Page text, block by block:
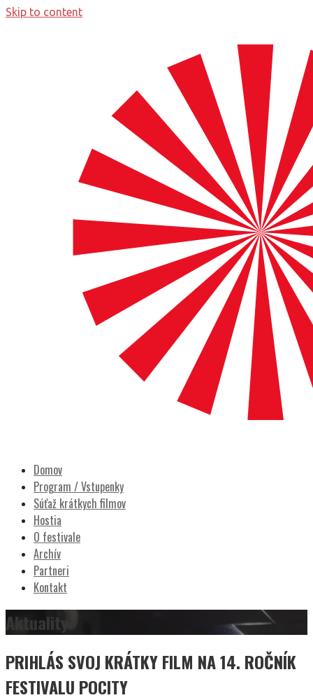
Skip to content
Domov
Program / Vstupenky
Súťaž krátkych filmov
Hostia
O festivale
Archív
Partneri
Kontakt
Aktuality
PRIHLÁS SVOJ KRÁTKY FILM NA 14. ROČNÍK
FESTIVALU POCITY